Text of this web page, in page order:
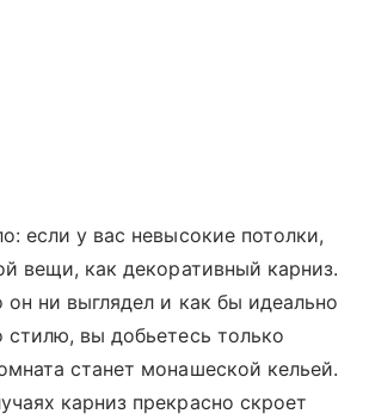
если у вас невысокие потолки,
вещи, как декоративный карниз.
он ни выглядел и как бы идеально
стилю, вы добьетесь только
станет монашеской кельей.
карниз прекрасно скроет